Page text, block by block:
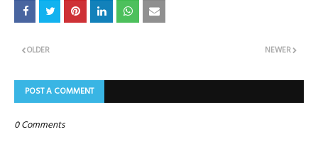
NEWER
OLDER
POST A COMMENT
0 Comments